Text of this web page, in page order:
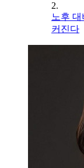
2.
노후
커진다